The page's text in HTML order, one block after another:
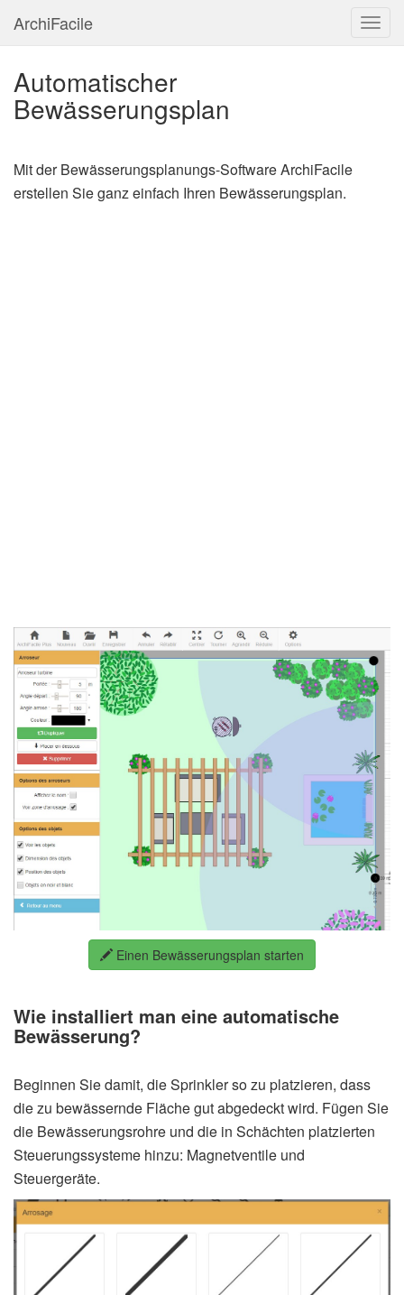
ArchiFacile
Automatischer
Bewässerungsplan
Mit der Bewässerungsplanungs-Software ArchiFacile
erstellen Sie ganz einfach Ihren Bewässerungsplan.
Einen Bewässerungsplan starten
Wie installiert man eine automatische
Bewässerung?
Beginnen Sie damit, die Sprinkler so zu platzieren, dass
die zu bewässernde Fläche gut abgedeckt wird. Fügen Sie
die Bewässerungsrohre und die in Schächten platzierten
Steuerungssysteme hinzu: Magnetventile und
Steuergeräte.